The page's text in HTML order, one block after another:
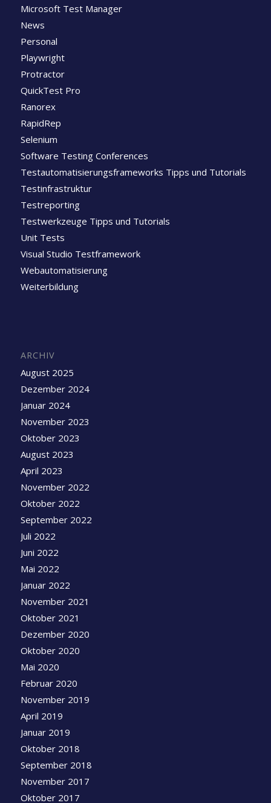
Microsoft Test Manager
News
Personal
Playwright
Protractor
QuickTest Pro
Ranorex
RapidRep
Selenium
Software Testing Conferences
Testautomatisierungsframeworks Tipps und Tutorials
Testinfrastruktur
Testreporting
Testwerkzeuge Tipps und Tutorials
Unit Tests
Visual Studio Testframework
Webautomatisierung
Weiterbildung
ARCHIV
August 2025
Dezember 2024
Januar 2024
November 2023
Oktober 2023
August 2023
April 2023
November 2022
Oktober 2022
September 2022
Juli 2022
Juni 2022
Mai 2022
Januar 2022
November 2021
Oktober 2021
Dezember 2020
Oktober 2020
Mai 2020
Februar 2020
November 2019
April 2019
Januar 2019
Oktober 2018
September 2018
November 2017
Oktober 2017